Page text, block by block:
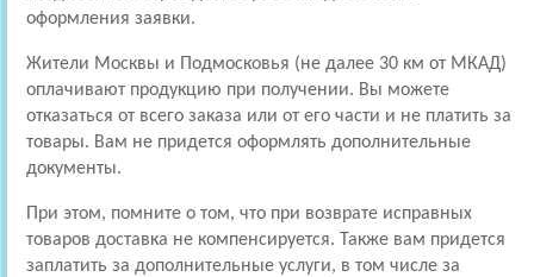
оформления заявки.
Жители Москвы и Подмосковья (не далее 30 км от МКАД)
оплачивают продукцию при получении. Вы можете
отказаться от всего заказа или от его части и не платить за
товары. Вам не придется оформлять дополнительные
документы.
При этом, помните о том, что при возврате исправных
товаров доставка не компенсируется. Также вам придется
заплатить за дополнительные услуги, в том числе за